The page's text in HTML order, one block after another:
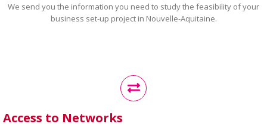
We send you the information you need to study the feasibility of your
business set-up project in Nouvelle-Aquitaine.
Access to Networks